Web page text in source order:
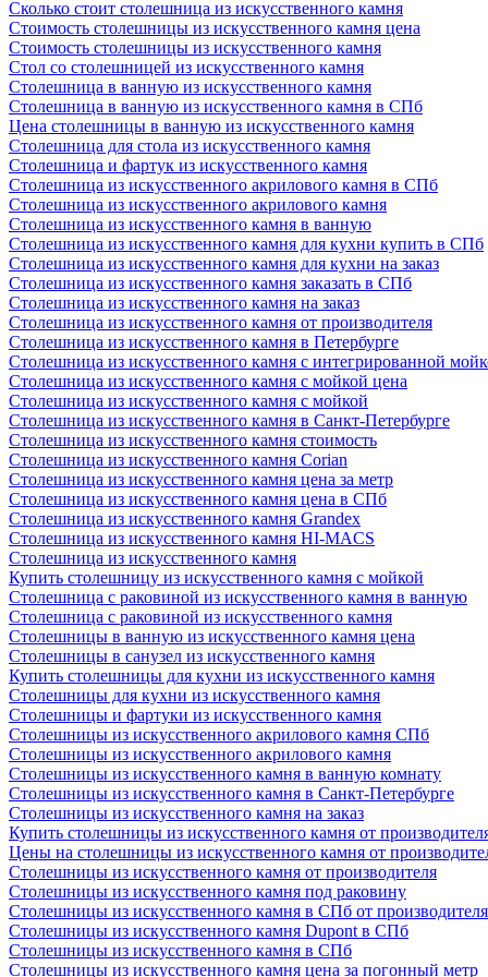
Сколько стоит столешница из искусственного камня
Стоимость столешницы из искусственного камня цена
Стоимость столешницы из искусственного камня
Стол со столешницей из искусственного камня
Столешница в ванную из искусственного камня
Столешница в ванную из искусственного камня в СПб
Цена столешницы в ванную из искусственного камня
Столешница для стола из искусственного камня
Столешница и фартук из искусственного камня
Столешница из искусственного акрилового камня в СПб
Столешница из искусственного акрилового камня
Столешница из искусственного камня в ванную
Столешница из искусственного камня для кухни купить в СПб
Столешница из искусственного камня для кухни на заказ
Столешница из искусственного камня заказать в СПб
Столешница из искусственного камня на заказ
Столешница из искусственного камня от производителя
Столешница из искусственного камня в Петербурге
Столешница из искусственного камня с интегрированной
Столешница из искусственного камня с мойкой цена
Столешница из искусственного камня с мойкой
Столешница из искусственного камня в Санкт-Петербурге
Столешница из искусственного камня стоимость
Столешница из искусственного камня Сorian
Столешница из искусственного камня цена за метр
Столешница из искусственного камня цена в СПб
Столешница из искусственного камня Grandex
Столешница из искусственного камня HI-MACS
Столешница из искусственного камня
Купить столешницу из искусственного камня с мойкой
Столешница с раковиной из искусственного камня в ванную
Столешница с раковиной из искусственного камня
Столешницы в ванную из искусственного камня цена
Столешницы в санузел из искусственного камня
Купить столешницы для кухни из искусственного камня
Столешницы для кухни из искусственного камня
Столешницы и фартуки из искусственного камня
Столешницы из искусственного акрилового камня СПб
Столешницы из искусственного акрилового камня
Столешницы из искусственного камня в ванную комнату
Столешницы из искусственного камня в Санкт-Петербурге
Столешницы из искусственного камня на заказ
Купить столешницы из искусственного камня от
Цены на столешницы из искусственного камня от
Столешницы из искусственного камня от производителя
Столешницы из искусственного камня под раковину
Столешницы из искусственного камня в СПб от производителя
Столешницы из искусственного камня Dupont в СПб
Столешницы из искусственного камня в СПб
Столешницы из искусственного камня цена за погонный метр